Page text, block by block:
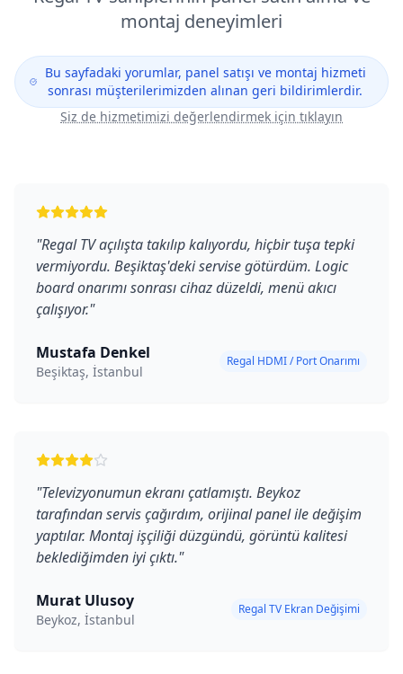
montaj deneyimleri
Bu sayfadaki yorumlar, panel satışı ve montaj hizmeti
sonrası müşterilerimizden alınan geri bildirimlerdir.
Siz de hizmetimizi değerlendirmek için tıklayın
"Regal TV açılışta takılıp kalıyordu, hiçbir tuşa tepki
vermiyordu. Beşiktaş'deki servise götürdüm. Logic
board onarımı sonrası cihaz düzeldi, menü akıcı
çalışıyor."
Mustafa Denkel
Beşiktaş, İstanbul
Regal HDMI / Port Onarımı
"Televizyonumun ekranı çatlamıştı. Beykoz
tarafından servis çağırdım, orijinal panel ile değişim
yaptılar. Montaj işçiliği düzgündü, görüntü kalitesi
beklediğimden iyi çıktı."
Murat Ulusoy
Beykoz, İstanbul
Regal TV Ekran Değişimi